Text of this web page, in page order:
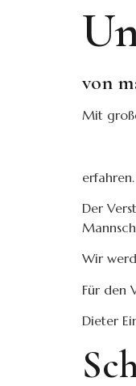
von
Mit
Der
Wir
Für den
Dieter